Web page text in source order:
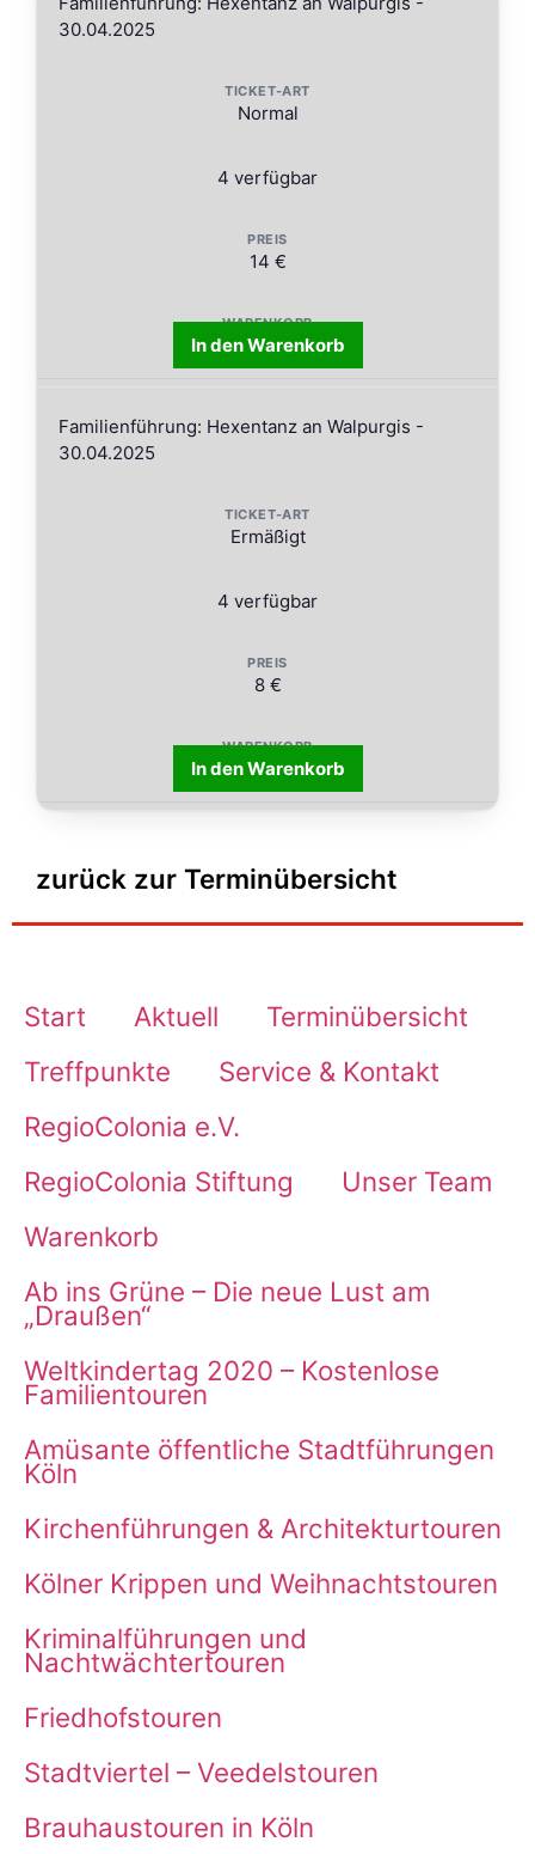
30.04.2025
Normal
4 verfügbar
14 €
In den Warenkorb
Familienführung: Hexentanz an Walpurgis -
30.04.2025
Ermäßigt
4 verfügbar
8 €
In den Warenkorb
zurück zur Terminübersicht
Start Aktuell
Terminübersicht
Treffpunkte
Service & Kontakt
RegioColonia e.V.
RegioColonia Stiftung
Unser Team
Warenkorb
Ab ins Grüne – Die neue Lust am
„Draußen“
Weltkindertag 2020 – Kostenlose
Familientouren
Amüsante öffentliche Stadtführungen
Köln
Kirchenführungen & Architekturtouren
Kölner Krippen und Weihnachtstouren
Kriminalführungen und
Nachtwächtertouren
Friedhofstouren
Stadtviertel – Veedelstouren
Brauhaustouren in Köln